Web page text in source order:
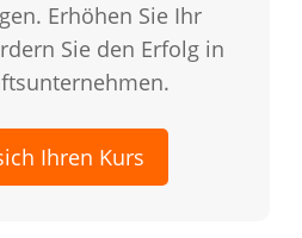
Erhöhen Sie Ihr
Sie den Erfolg in
Ihren Kurs